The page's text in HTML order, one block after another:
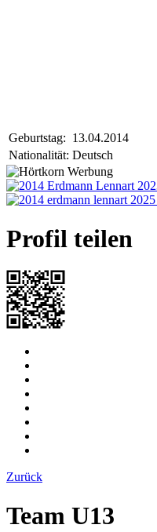
Geburtstag: 13.04.2014
Nationalität: Deutsch
Profil teilen
Zurück
Team U13